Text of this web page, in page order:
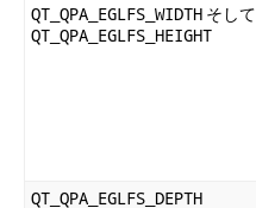
QT_QPA_EGLFS_WIDTH そして
QT_QPA_EGLFS_HEIGHT
QT_QPA_EGLFS_DEPTH